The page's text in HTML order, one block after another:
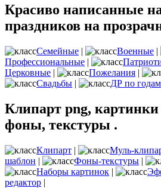
Красиво написанные
праздников на
Семейные | Военные |
Профессиональные |
Церковные | Пожелания |
Свадьбы | ДР по годам
Клипарт png,
фоны, текстуры .
Клипарт | Муль-
шаблон | Фоны-текстуры |
Наборы картинок |
редактор |